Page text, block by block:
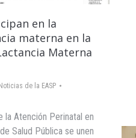
en la
materna en la
Materna
Noticias de la EASP
la Atención Perinatal en
Salud Pública se unen